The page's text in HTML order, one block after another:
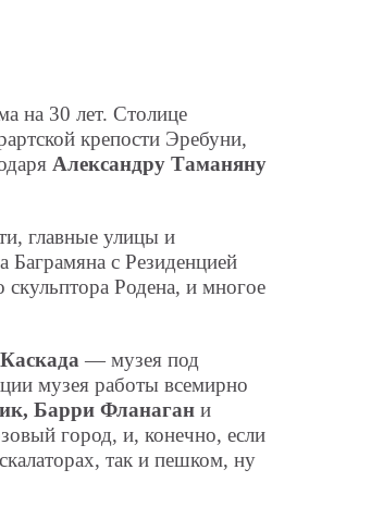
на 30 лет. Столице
крепости Эребуни,
Александру Таманяну
главные улицы и
с Резиденцией
Родена, и многое
— музея под
музея работы всемирно
Барри Фланагани
город, и, конечно, если
так и пешком, ну